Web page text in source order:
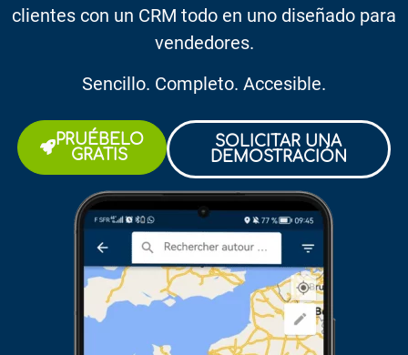
clientes con un CRM todo en uno diseñado para
vendedores.
Sencillo. Completo. Accesible.
PRUÉBELO
GRATIS
SOLICITAR UNA
DEMOSTRACIÓN